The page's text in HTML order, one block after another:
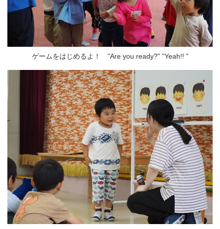
ゲームをはじめるよ！ "Are you ready?" "Yeah!! "